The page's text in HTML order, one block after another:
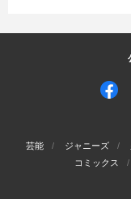
芸能 ジャニーズ
コミックス